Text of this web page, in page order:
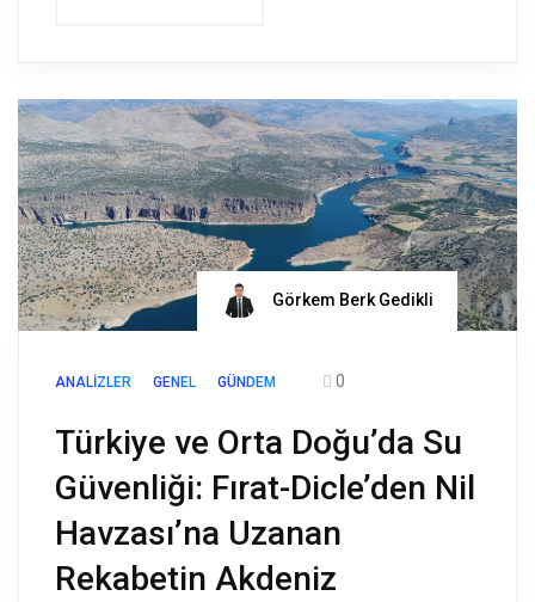
Görkem Berk Gedikli
ANALIZLER GENEL GÜNDEM 0
Türkiye ve Orta Doğu’da Su
Güvenliği: Fırat-Dicle’den Nil
Havzası’na Uzanan
Rekabetin Akdeniz